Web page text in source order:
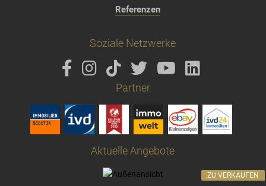
Referenzen
Soziale Netzwerke
Partner
Aktuelle Angebote
ZU VERKAUFEN